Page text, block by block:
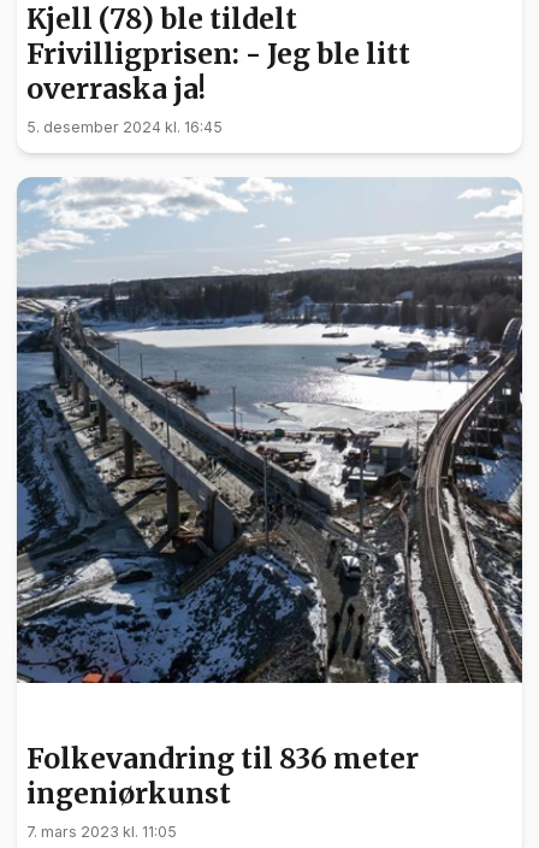
Kjell (78) ble tildelt
Frivilligprisen: - Jeg ble litt
overraska ja!
5. desember 2024 kl. 16:45
Folkevandring til 836 meter
ingeniørkunst
7. mars 2023 kl. 11:05